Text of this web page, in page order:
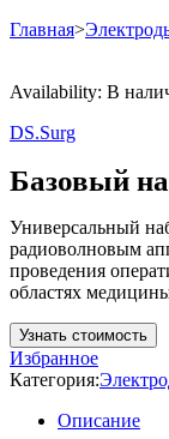
Главная>
Availability: В
DS.Surg
Базовый
Универсальный
радиоволновым
проведения
областях
Узнать стоимость
Избранное
Категория:
Описание